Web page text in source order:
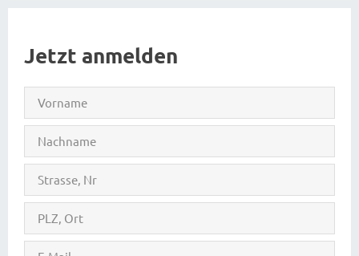
Jetzt anmelden